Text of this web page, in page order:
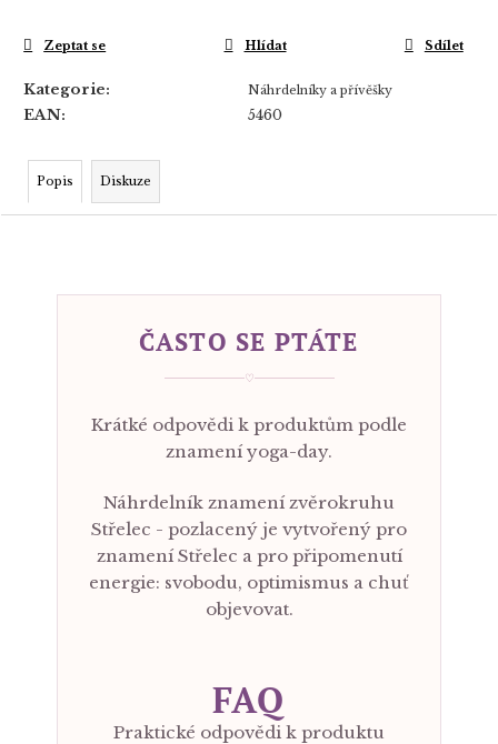
Kategorie: Náhrdelníky a přívěšky
EAN: 5460
Zeptat se Hlídat Sdílet
Popis Diskuze
ČASTO SE PTÁTE
♡
Krátké odpovědi k produktům podle
znamení yoga-day.
Náhrdelník znamení zvěrokruhu
Střelec - pozlacený je vytvořený pro
znamení Střelec a pro připomenutí
energie: svobodu, optimismus a chuť
objevovat.
FAQ
Praktické odpovědi k produktu